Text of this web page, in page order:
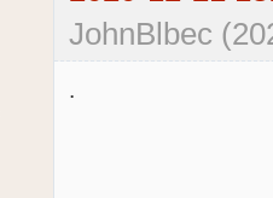
JohnBlbec
.